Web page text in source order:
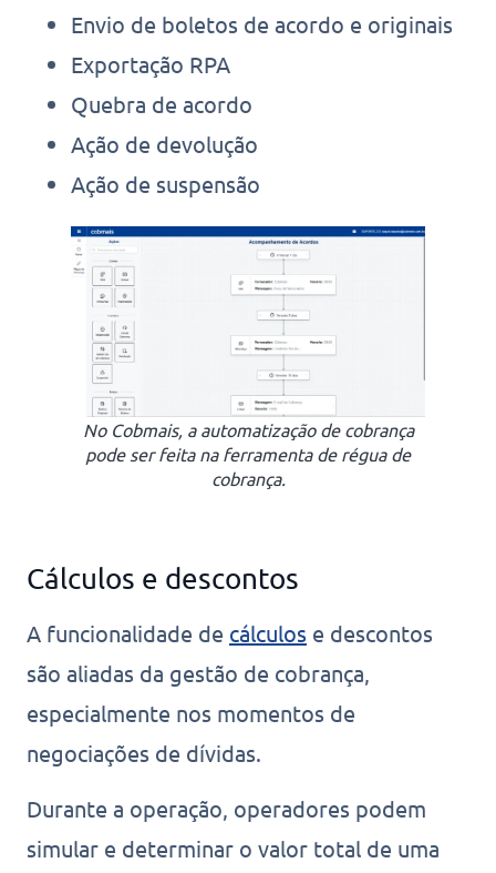
Envio de boletos de acordo e originais
Exportação RPA
Quebra de acordo
Ação de devolução
Ação de suspensão
No Cobmais, a automatização de cobrança
pode ser feita na ferramenta de régua de
cobrança.
Cálculos e descontos
A funcionalidade de cálculos e descontos
são aliadas da gestão de cobrança,
especialmente nos momentos de
negociações de dívidas.
Durante a operação, operadores podem
simular e determinar o valor total de uma